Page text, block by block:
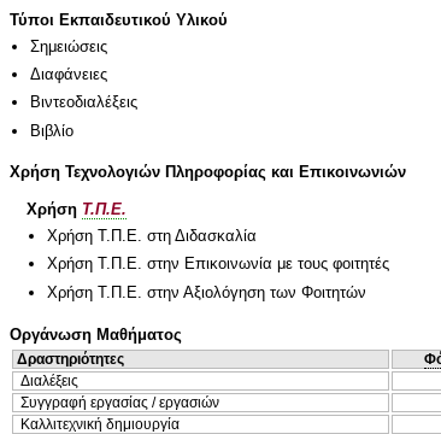
Τύποι Εκπαιδευτικού Υλικού
Σημειώσεις
Διαφάνειες
Βιντεοδιαλέξεις
Βιβλίο
Χρήση Τεχνολογιών Πληροφορίας και Επικοινωνιών
Χρήση Τ.Π.Ε.
Χρήση Τ.Π.Ε. στη Διδασκαλία
Χρήση Τ.Π.Ε. στην Επικοινωνία με τους φοιτητές
Χρήση Τ.Π.Ε. στην Αξιολόγηση των Φοιτητών
Οργάνωση Μαθήματος
Δραστηριότητες
Διαλέξεις
Συγγραφή εργασίας / εργασιών
Καλλιτεχνική δημιουργία